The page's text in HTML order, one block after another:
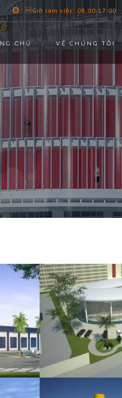
Giờ làm việc: 08:00-17:00
CHỦ VỀ CHÚNG TÔI